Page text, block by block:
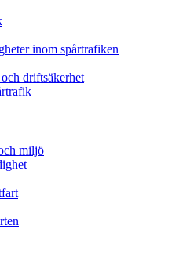
inom spårtrafiken
driftsäkerhet
miljö